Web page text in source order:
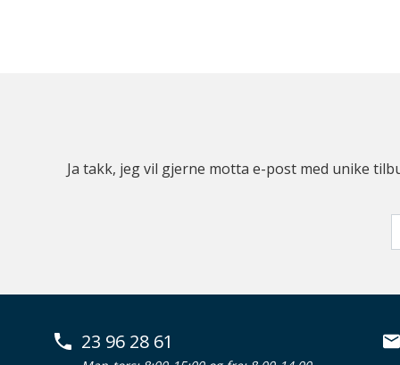
Ja takk, jeg vil gjerne motta e-post med unike
23 96 28 61